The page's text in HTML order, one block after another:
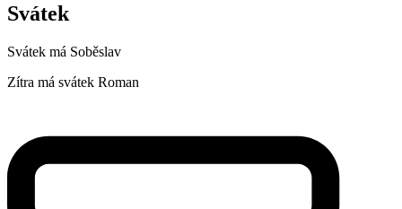
Svátek
Svátek má Soběslav
Zítra má svátek Roman